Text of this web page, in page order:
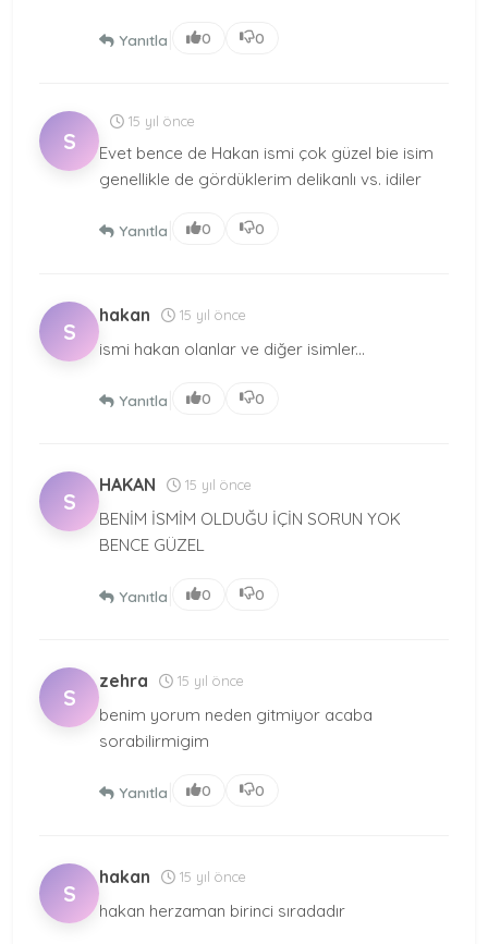
Yanıtla 0 0
S
15 yıl önce
Evet bence de Hakan ismi çok güzel bie isim
genellikle de gördüklerim delikanlı vs. idiler
Yanıtla 0 0
S
hakan 15 yıl önce
ismi hakan olanlar ve diğer isimler...
Yanıtla 0 0
S
HAKAN 15 yıl önce
BENİM İSMİM OLDUĞU İÇİN SORUN YOK
BENCE GÜZEL
Yanıtla 0 0
S
zehra 15 yıl önce
benim yorum neden gitmiyor acaba
sorabilirmigim
Yanıtla 0 0
S
hakan 15 yıl önce
hakan herzaman birinci sıradadır